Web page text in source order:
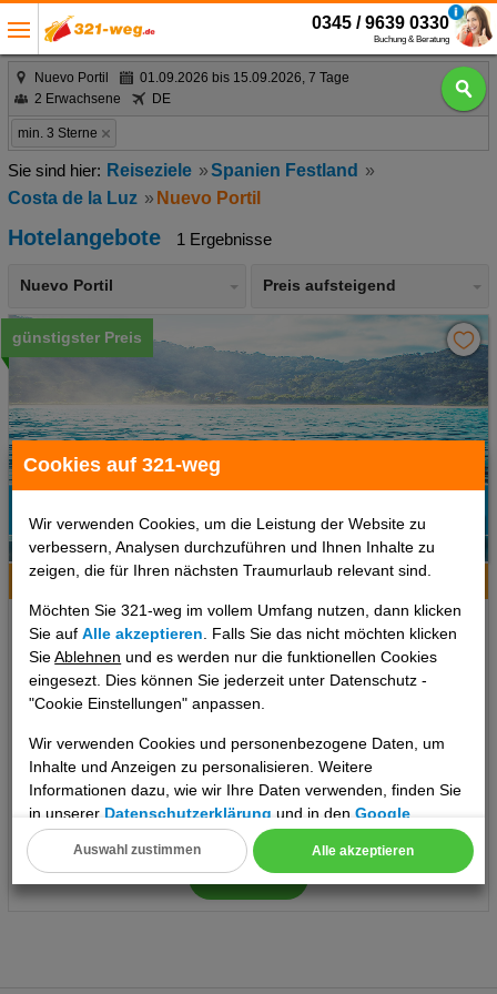
Cookies auf 321-weg
Wir verwenden Cookies, um die Leistung der Website zu
verbessern, Analysen durchzuführen und Ihnen Inhalte zu
zeigen, die für Ihren nächsten Traumurlaub relevant sind.
Möchten Sie 321-weg im vollem Umfang nutzen, dann klicken
Sie aufAlle akzeptieren . Falls Sie das nicht möchten klicken
SieAblehnen und es werden nur die funktionellen Cookies
eingesezt. Dies können Sie jederzeit unter Datenschutz -
"Cookie Einstellungen" anpassen.
Wir verwenden Cookies und personenbezogene Daten, um
Inhalte und Anzeigen zu personalisieren. Weitere
Informationen dazu, wie wir Ihre Daten verwenden, finden Sie
in unsererDatenschutzerklärung und in denGoogle
Datenschutz- und Nutzungsbedingungen
Cookie Einstellungen
Alle akzeptieren
Auswahl zustimmen
0345 / 9639 0330
Buchung & Beratung
Nuevo Portil
01.09.2026 bis 15.09.2026, 7 Tage
2 Erwachsene
DE
min. 3 Sterne
Reiseziele
Spanien Festland
Costa de la Luz
Nuevo Portil
Hotelangebote 1 Ergebnisse
Nuevo Portil Preis aufsteigend
günstigster Preis
Empfehlung
Hotelinfo
Hotel Nuevo Portil Golf
Ort:Nuevo Portil
Costa de la Luz, Spanien Festland
7 Tage
Doppelzimmer, Frühstück
ab 731 €
pro Person
Termine